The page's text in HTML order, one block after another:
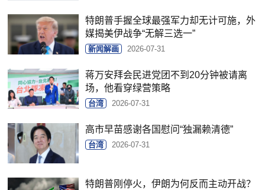
特朗普手握全球最强军力却无计可施，外
媒揭美伊战争“无解三选一”
新闻解画 2026-07-31
蒋万安拜会民进党团不到20分钟被请离
场，他看穿绿营策略
台湾 2026-07-31
高市早苗感谢各国慰问“独漏赖清德”
台湾 2026-07-31
特朗普刚停火，伊朗为何反而主动开战？